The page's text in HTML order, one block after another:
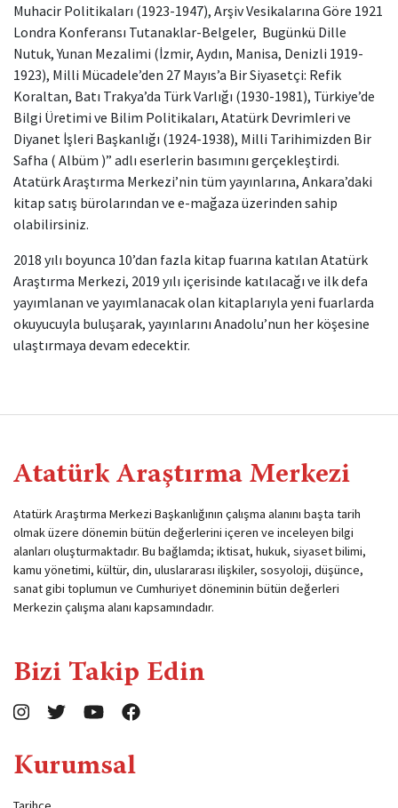
Muhacir Politikaları (1923-1947), Arşiv Vesikalarına Göre 1921
Londra Konferansı Tutanaklar-Belgeler, Bugünkü Dille
Nutuk, Yunan Mezalimi (İzmir, Aydın, Manisa, Denizli 1919-
1923), Milli Mücadele’den 27 Mayıs’a Bir Siyasetçi: Refik
Koraltan, Batı Trakya’da Türk Varlığı (1930-1981), Türkiye’de
Bilgi Üretimi ve Bilim Politikaları, Atatürk Devrimleri ve
Diyanet İşleri Başkanlığı (1924-1938), Milli Tarihimizden Bir
Safha ( Albüm )” adlı eserlerin basımını gerçekleştirdi.
Atatürk Araştırma Merkezi’nin tüm yayınlarına, Ankara’daki
kitap satış bürolarından ve e-mağaza üzerinden sahip
olabilirsiniz.
2018 yılı boyunca 10’dan fazla kitap fuarına katılan Atatürk
Araştırma Merkezi, 2019 yılı içerisinde katılacağı ve ilk defa
yayımlanan ve yayımlanacak olan kitaplarıyla yeni fuarlarda
okuyucuyla buluşarak, yayınlarını Anadolu’nun her köşesine
ulaştırmaya devam edecektir.
Atatürk Araştırma Merkezi
Atatürk Araştırma Merkezi Başkanlığının çalışma alanını başta tarih
olmak üzere dönemin bütün değerlerini içeren ve inceleyen bilgi
alanları oluşturmaktadır. Bu bağlamda; iktisat, hukuk, siyaset bilimi,
kamu yönetimi, kültür, din, uluslararası ilişkiler, sosyoloji, düşünce,
sanat gibi toplumun ve Cumhuriyet döneminin bütün değerleri
Merkezin çalışma alanı kapsamındadır.
Bizi Takip Edin
Kurumsal